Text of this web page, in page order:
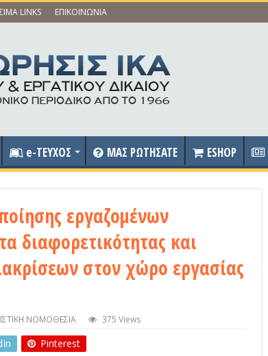
LINKS ΕΠΙΚΟΙΝΩΝΙΑ
e-ΤΕΥΧΟΣ ΜΑΣ ΡΩΤΗΣΑΤΕ ESHOP
εργαζομένων
διαφορετικότητας και
στον χώρο εργασίας
ΝΟΜΟΘΕΣΙΑ 375 Views
Pinterest